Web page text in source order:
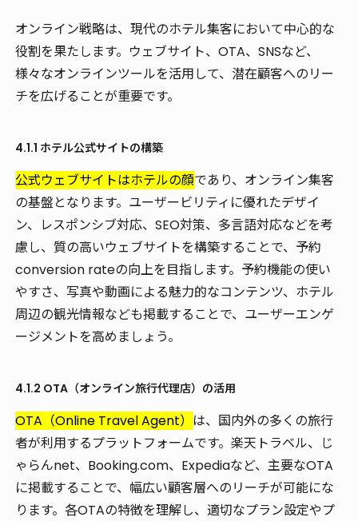
オンライン戦略は、現代のホテル集客において中心的な
役割を果たします。ウェブサイト、OTA、SNSなど、
様々なオンラインツールを活用して、潜在顧客へのリー
チを広げることが重要です。
4.1.1 ホテル公式サイトの構築
公式ウェブサイトはホテルの顔であり、オンライン集客
の基盤となります。ユーザービリティに優れたデザイ
ン、レスポンシブ対応、SEO対策、多言語対応などを考
慮し、質の高いウェブサイトを構築することで、予約
conversion rateの向上を目指します。予約機能の使い
やすさ、写真や動画による魅力的なコンテンツ、ホテル
周辺の観光情報なども掲載することで、ユーザーエンゲ
ージメントを高めましょう。
4.1.2 OTA（オンライン旅行代理店）の活用
OTA（Online Travel Agent） は、国内外の多くの旅行
者が利用するプラットフォームです。楽天トラベル、じ
ゃらんnet、Booking.com、Expediaなど、主要なOTA
に掲載することで、幅広い顧客層へのリーチが可能にな
ります。各OTAの特徴を理解し、適切なプラン設定やプ